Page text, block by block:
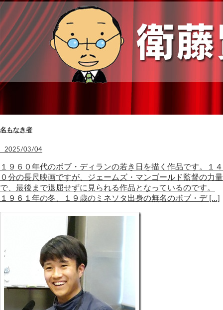
名もなき者
2025/03/04
１９６０年代のボブ・ディランの若き日を描く作品です。１４
０分の長尺映画ですが、ジェームズ・マンゴールド監督の力量
で、最後まで退屈せずに見られる作品となっているのです。
１９６１年の冬、１９歳のミネソタ出身の無名のボブ・デ […]